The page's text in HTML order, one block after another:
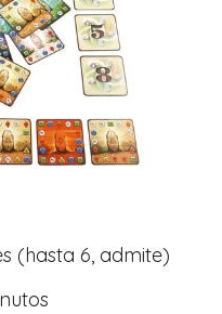
(hasta 6, admite)